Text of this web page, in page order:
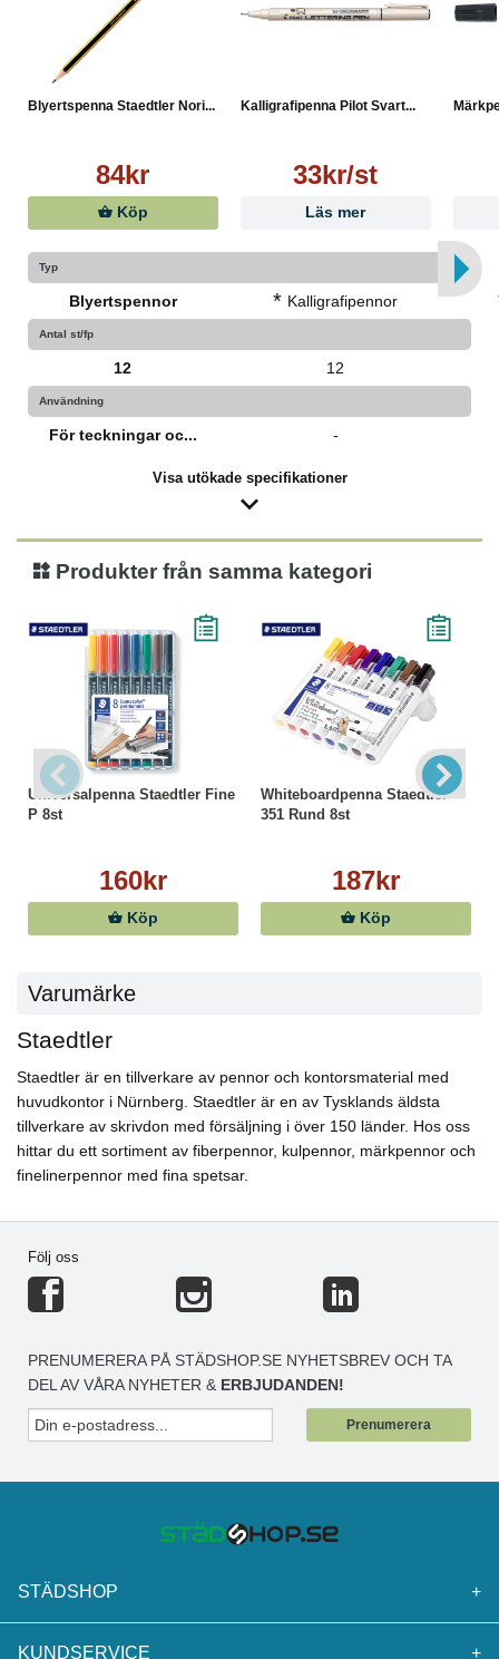
Blyertspenna Staedtler Nori...
84kr
Köp
Kalligrafipenna Pilot Svart...
33kr/st
Läs mer
Typ
Blyertspennor * Kalligrafipennor
Antal st/fp
12 12
Användning
För teckningar oc... -
Visa utökade specifikationer
Produkter från samma kategori
Universalpenna Staedtler Fine
P 8st
160kr
Köp
Whiteboardpenna Staedtler
351 Rund 8st
187kr
Köp
Varumärke
Staedtler
Staedtler är en tillverkare av pennor och kontorsmaterial med
huvudkontor i Nürnberg. Staedtler är en av Tysklands äldsta
tillverkare av skrivdon med försäljning i över 150 länder. Hos oss
hittar du ett sortiment av fiberpennor, kulpennor, märkpennor och
finelinerpennor med fina spetsar.
Följ oss
PRENUMERERA PÅ STÄDSHOP.SE NYHETSBREV OCH TA
DEL AV VÅRA NYHETER & ERBJUDANDEN!
Prenumerera
STÄDSHOP +
KUNDSERVICE +